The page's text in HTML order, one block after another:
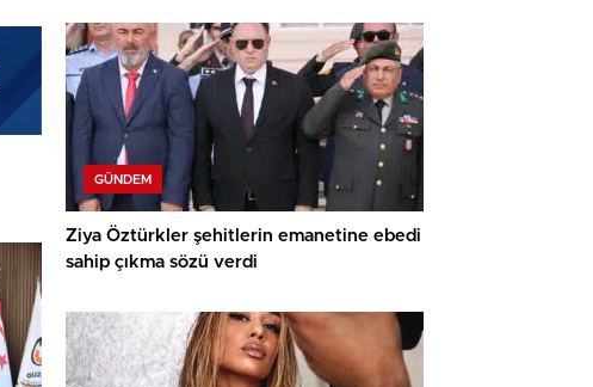
GÜNDEM
Ziya Öztürkler şehitlerin emanetine ebedi
sahip çıkma sözü verdi